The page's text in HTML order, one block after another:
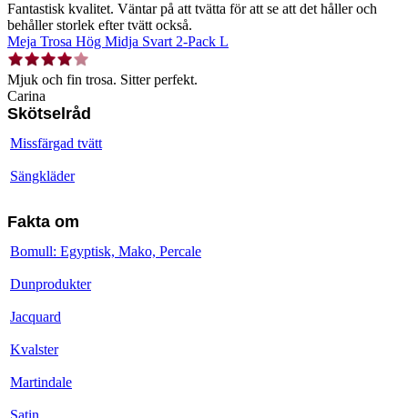
Fantastisk kvalitet. Väntar på att tvätta för att se att det håller och
behåller storlek efter tvätt också.
Meja Trosa Hög Midja Svart 2-Pack L
Mjuk och fin trosa. Sitter perfekt.
Carina
Skötselråd
Missfärgad tvätt
Sängkläder
Fakta om
Bomull: Egyptisk, Mako, Percale
Dunprodukter
Jacquard
Kvalster
Martindale